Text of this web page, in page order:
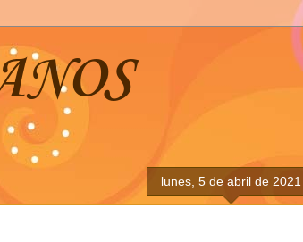
lunes, 5 de abril de 2021